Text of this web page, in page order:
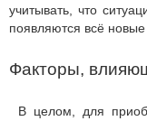
учитывать, что
появляются всё
Факторы,
В целом, для